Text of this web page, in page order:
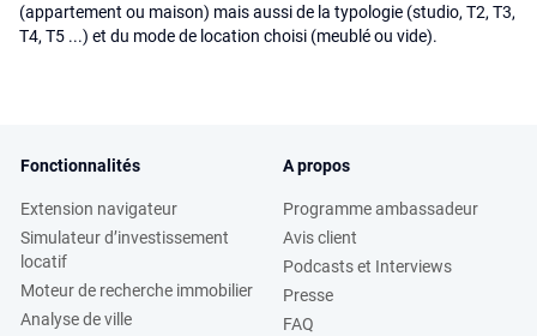
(appartement ou maison) mais aussi de la typologie (studio, T2, T3,
T4, T5 ...) et du mode de location choisi (meublé ou vide).
Fonctionnalités
Extension navigateur
Simulateur d’investissement
locatif
Moteur de recherche immobilier
Analyse de ville
A propos
Programme ambassadeur
Avis client
Podcasts et Interviews
Presse
FAQ